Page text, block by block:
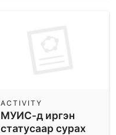
МУИС-д иргэн
статусаар сурах
ACTIVITY